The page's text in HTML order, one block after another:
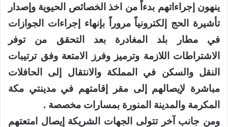
ينهون إجراءاتهم بدءاً من اخذ الخصائص الحيوية وإصدار
تأشيرة الحج إلكترونياً مروراً بإنهاء إجراءات الجوازات
في مطار بلد المغادرة بعد التحقق من توفر
الاشتراطات اللازمة وترميز وفرز الامتعة وفق ترتيبات
النقل والسكن في المملكة والانتقال إلى الحافلات
مباشرة لإيصالهم إلى مقر إقامتهم في مدينتي مكة
المكرمة والمدينة المنورة بمسارات مخصصة .
ومن جانب آخر تتولى الجهات الشريكة إيصال امتعتهم